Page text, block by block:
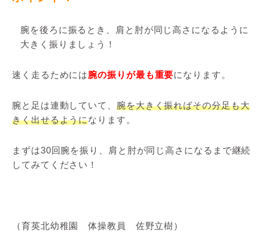
腕を後ろに振るとき、肩と肘が同じ高さになるように
大きく振りましょう！
速く走るためには腕の振りが最も重要になります。
腕と足は連動していて、 腕を大きく振ればその分足も大
きく出せるようになります。
まずは30回腕を振り、肩と肘が同じ高さになるまで継続
してみてください！
（育英北幼稚園 体操教員 佐野立樹）